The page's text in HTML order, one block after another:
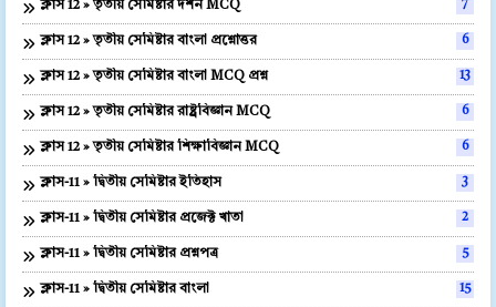
ক্লাস 12 » তৃতীয় সেমিষ্টার দর্শন MCQ 7
ক্লাস 12 » তৃতীয় সেমিষ্টার বাংলা প্রশ্নোত্তর 6
ক্লাস 12 » তৃতীয় সেমিষ্টার বাংলা MCQ প্রশ্ন 13
ক্লাস 12 » তৃতীয় সেমিষ্টার রাষ্ট্রবিজ্ঞান MCQ 6
ক্লাস 12 » তৃতীয় সেমিষ্টার শিক্ষাবিজ্ঞান MCQ 6
ক্লাস-11 » দ্বিতীয় সেমিষ্টার ইতিহাস 3
ক্লাস-11 » দ্বিতীয় সেমিষ্টার প্রজেক্ট খাতা 2
ক্লাস-11 » দ্বিতীয় সেমিষ্টার প্রশ্নপত্র 5
ক্লাস-11 » দ্বিতীয় সেমিষ্টার বাংলা 15